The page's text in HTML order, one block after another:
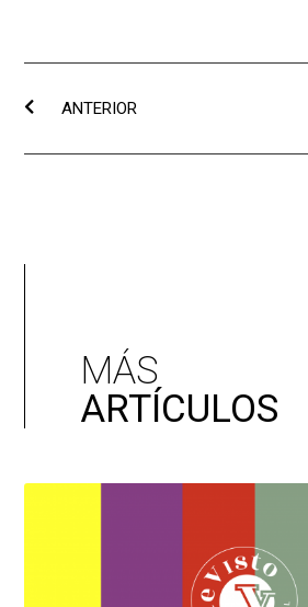
ANTERIOR
MÁS
ARTÍCULOS